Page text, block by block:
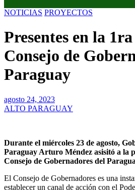
NOTICIAS PROYECTOS
Presentes en la
Consejo de
Paraguay
agosto 24, 2023
ALTO PARAGUAY
Durante el miércoles 23 de agosto,
Paraguay Arturo Méndez asisitó a la
Consejo de Gobernadores del
El Consejo de Gobernadores es una
establecer un canal de acción con el